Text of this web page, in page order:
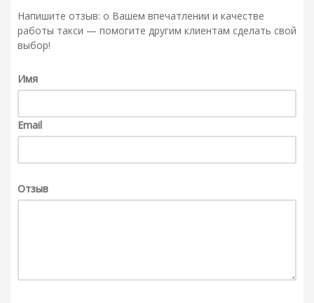
Напишите отзыв: о Вашем впечатлении и качестве
работы такси — помогите другим клиентам сделать свой
выбор!
Имя
Email
Отзыв